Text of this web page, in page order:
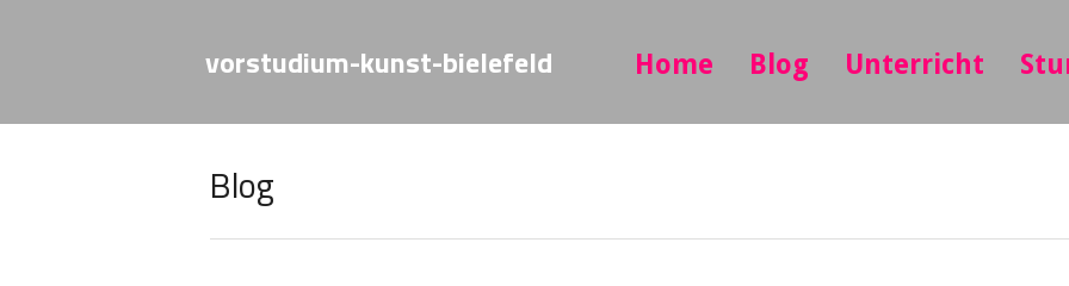
vorstudium-kunst-bielefeld Home Blog Unterricht
Blog